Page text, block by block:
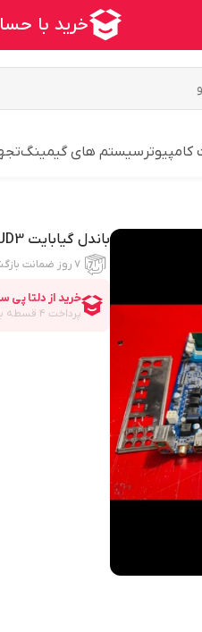
سیستم های گیمینگ
باندل گیابایت Gigabyte GA-PA65-UD3
۷ روز ضمانت بازگشت کالا